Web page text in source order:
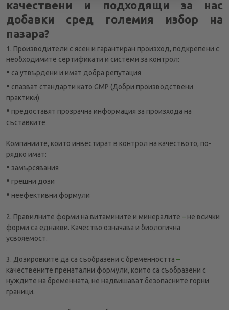
качествени и подходящи за нас
добавки сред големия избор на
пазара?
1. Производители с ясен и гарантиран произход, подкрепени с
необходимите сертификати и системи за контрол:
• са утвърдени и имат добра репутация
• спазват стандарти като GMP (Добри производствени
практики)
• предоставят прозрачна информация за произхода на
съставките
Компаниите, които инвестират в контрол на качеството, по-
рядко имат:
• замърсявания
• грешни дози
• неефективни формули
2. Правилните форми на витамините и минералите – не всички
форми са еднакви. Качество означава и биологична
усвояемост.
3. Дозировките да са съобразени с бременността –
качествените пренатални формули, които са съобразени с
нуждите на бременната, не надвишават безопасните горни
граници.